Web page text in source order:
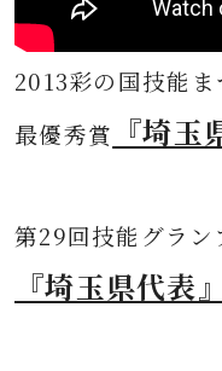
2013彩の国技能
最優秀賞
『埼玉
第29回技能グラン
『埼玉県代表』